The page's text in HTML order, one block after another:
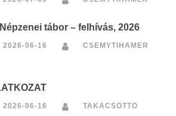
tábor – felhívás, 2026
2026-06-16 CSEMYTIHAMER
2026-06-16 TAKACSOTTO